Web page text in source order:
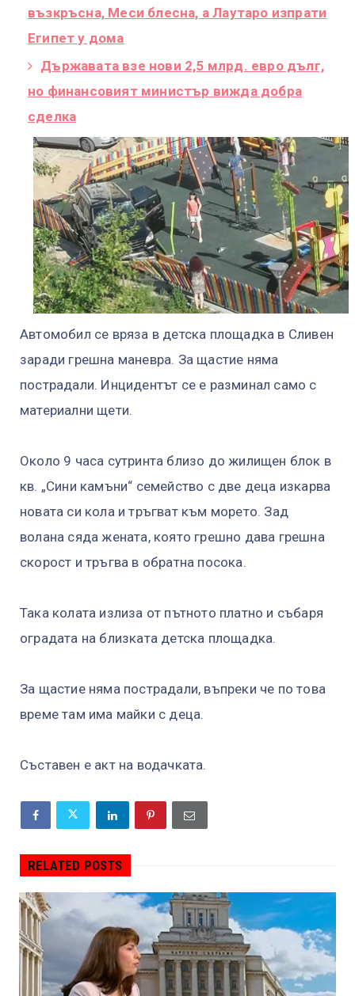
възкръсна, Меси блесна, а Лаутаро изпрати
Египет у дома
Държавата взе нови 2,5 млрд. евро дълг,
но финансовият министър вижда добра
сделка
Автомобил се вряза в детска площадка в Сливен
заради грешна маневра. За щастие няма
пострадали. Инцидентът се е разминал само с
материални щети.
Около 9 часа сутринта близо до жилищен блок в
кв. „Сини камъни“ семейство с две деца изкарва
новата си кола и тръгват към морето. Зад
волана сяда жената, която грешно дава грешна
скорост и тръгва в обратна посока.
Така колата излиза от пътното платно и събаря
оградата на близката детска площадка.
За щастие няма пострадали, въпреки че по това
време там има майки с деца.
Съставен е акт на водачката.
RELATED POSTS